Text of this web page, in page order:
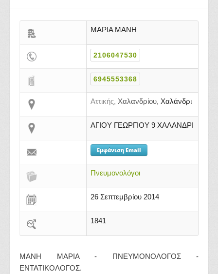
MAΡΙΑ MANH
2106047530
6945553368
Αττικής, Χαλανδρίου, Χαλάνδρι
ΑΓΙΟΥ ΓΕΩΡΓΙΟΥ 9 ΧΑΛΑΝΔΡΙ
Εμφάνιση Email
Πνευμονολόγοι
26 Σεπτεμβρίου 2014
1841
MANH MAΡΙΑ - ΠΝΕΥΜΟΝΟΛΟΓΟΣ -
ΕΝΤΑΤΙΚΟΛΟΓΟΣ.